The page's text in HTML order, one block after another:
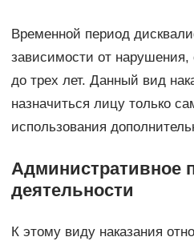
Временной период
зависимости от нарушения,
до трех лет. Данный вид
назначиться лицу только
использования
Административное
деятельности
К этому виду наказания